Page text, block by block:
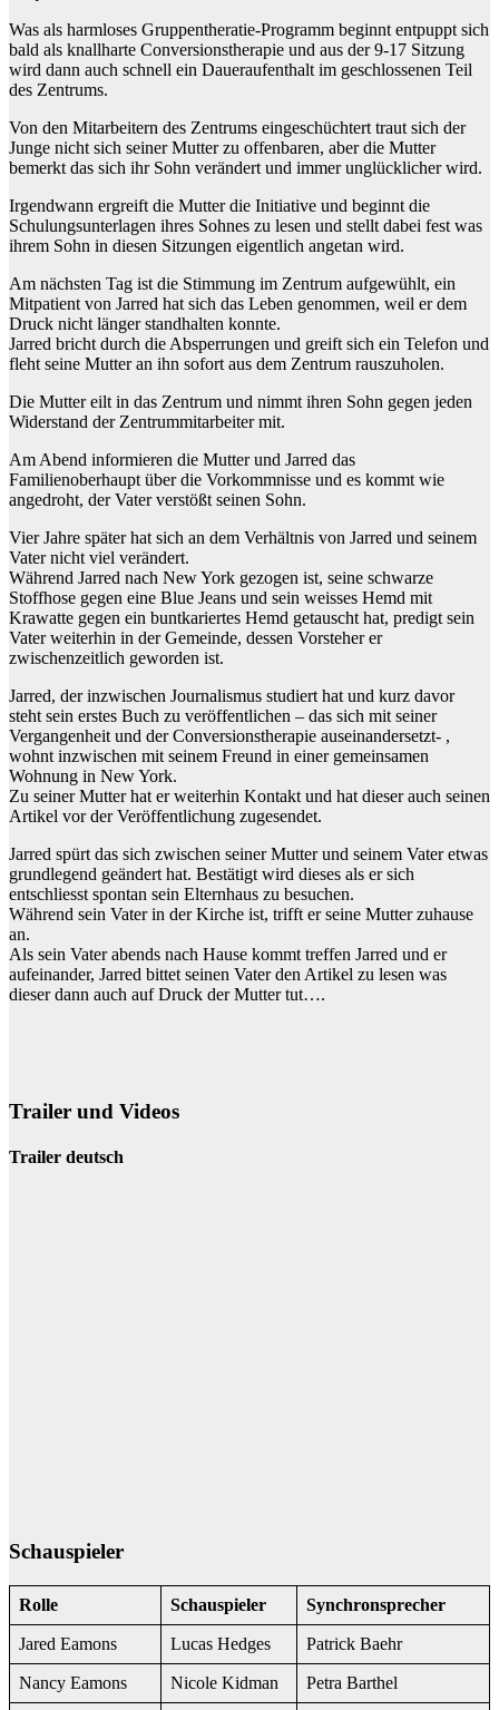
Was als harmloses Gruppentheratie-Programm beginnt entpuppt sich
bald als knallharte Conversionstherapie und aus der 9-17 Sitzung
wird dann auch schnell ein Daueraufenthalt im geschlossenen Teil
des Zentrums.
Von den Mitarbeitern des Zentrums eingeschüchtert traut sich der
Junge nicht sich seiner Mutter zu offenbaren, aber die Mutter
bemerkt das sich ihr Sohn verändert und immer unglücklicher wird.
Irgendwann ergreift die Mutter die Initiative und beginnt die
Schulungsunterlagen ihres Sohnes zu lesen und stellt dabei fest was
ihrem Sohn in diesen Sitzungen eigentlich angetan wird.
Am nächsten Tag ist die Stimmung im Zentrum aufgewühlt, ein
Mitpatient von Jarred hat sich das Leben genommen, weil er dem
Druck nicht länger standhalten konnte.
Jarred bricht durch die Absperrungen und greift sich ein Telefon und
fleht seine Mutter an ihn sofort aus dem Zentrum rauszuholen.
Die Mutter eilt in das Zentrum und nimmt ihren Sohn gegen jeden
Widerstand der Zentrummitarbeiter mit.
Am Abend informieren die Mutter und Jarred das
Familienoberhaupt über die Vorkommnisse und es kommt wie
angedroht, der Vater verstößt seinen Sohn.
Vier Jahre später hat sich an dem Verhältnis von Jarred und seinem
Vater nicht viel verändert.
Während Jarred nach New York gezogen ist, seine schwarze
Stoffhose gegen eine Blue Jeans und sein weisses Hemd mit
Krawatte gegen ein buntkariertes Hemd getauscht hat, predigt sein
Vater weiterhin in der Gemeinde, dessen Vorsteher er
zwischenzeitlich geworden ist.
Jarred, der inzwischen Journalismus studiert hat und kurz davor
steht sein erstes Buch zu veröffentlichen – das sich mit seiner
Vergangenheit und der Conversionstherapie auseinandersetzt- ,
wohnt inzwischen mit seinem Freund in einer gemeinsamen
Wohnung in New York.
Zu seiner Mutter hat er weiterhin Kontakt und hat dieser auch seinen
Artikel vor der Veröffentlichung zugesendet.
Jarred spürt das sich zwischen seiner Mutter und seinem Vater etwas
grundlegend geändert hat. Bestätigt wird dieses als er sich
entschliesst spontan sein Elternhaus zu besuchen.
Während sein Vater in der Kirche ist, trifft er seine Mutter zuhause
an.
Als sein Vater abends nach Hause kommt treffen Jarred und er
aufeinander, Jarred bittet seinen Vater den Artikel zu lesen was
dieser dann auch auf Druck der Mutter tut….
Trailer und Videos
Trailer deutsch
Schauspieler
Rolle Schauspieler Synchronsprecher
Jared Eamons Lucas Hedges Patrick Baehr
Nancy Eamons Nicole Kidman Petra Barthel